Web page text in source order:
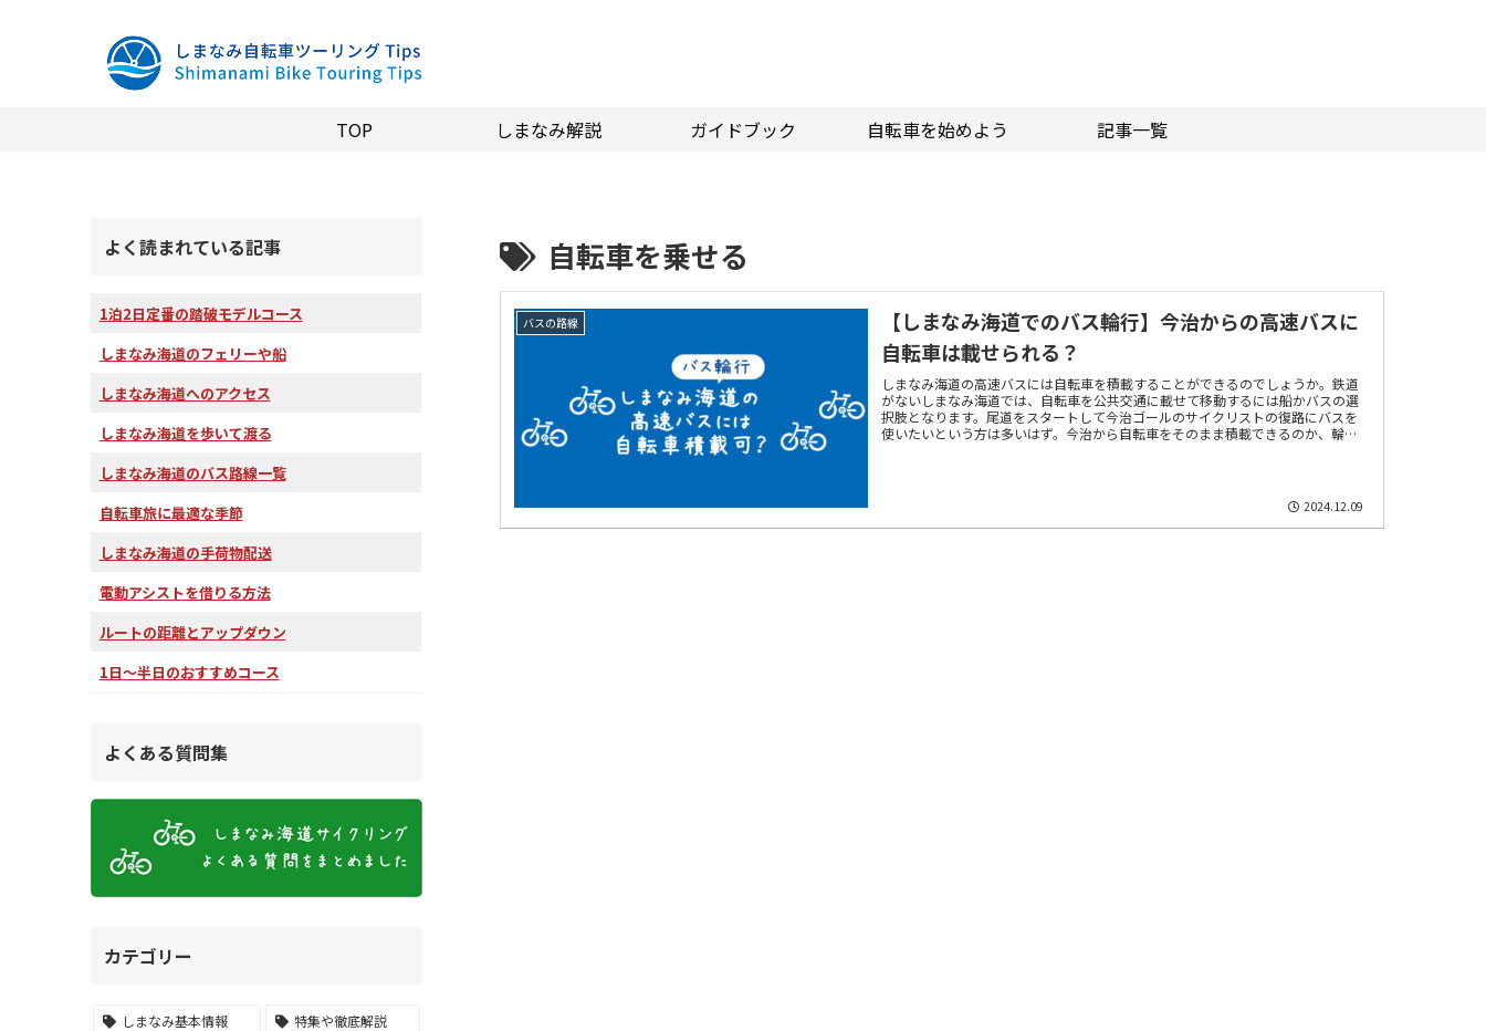
TOP しまなみ解説 ガイドブック 自転車を始めよう 記事一覧
自転車を乗せる
バスの路線
【しまなみ海道でのバス輪行】今治からの高速バスに
自転車は載せられる？
しまなみ海道の高速バスには自転車を積載することができるのでしょうか。鉄道
がないしまなみ海道では、自転車を公共交通に載せて移動するには船かバスの選
択肢となります。尾道をスタートして今治ゴールのサイクリストの復路にバスを
使いたいという方は多いはず。今治から自転車をそのまま積載できるのか、輪行
2024.12.09
よく読まれている記事
1泊2日定番の踏破モデルコース
しまなみ海道のフェリーや船
しまなみ海道へのアクセス
しまなみ海道を歩いて渡る
しまなみ海道のバス路線一覧
自転車旅に最適な季節
しまなみ海道の手荷物配送
電動アシストを借りる方法
ルートの距離とアップダウン
1日～半日のおすすめコース
よくある質問集
カテゴリー
しまなみ基本情報
特集や徹底解説